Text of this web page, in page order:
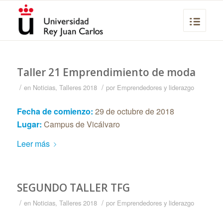
Taller 21 Emprendimiento de moda
/ en Noticias, Talleres 2018 / por Emprendedores y liderazgo
Fecha de comienzo: 29 de octubre de 2018
Lugar: Campus de Vicálvaro
Leer más
SEGUNDO TALLER TFG
/ en Noticias, Talleres 2018 / por Emprendedores y liderazgo